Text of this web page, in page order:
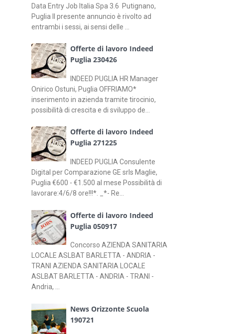
Data Entry Job Italia Spa 3.6 Putignano,
Puglia Il presente annuncio è rivolto ad
entrambi i sessi, ai sensi delle ...
Offerte di lavoro Indeed
Puglia 230426
INDEED PUGLIA HR Manager
Onirico Ostuni, Puglia OFFRIAMO*
inserimento in azienda tramite tirocinio,
possibilità di crescita e di sviluppo de...
Offerte di lavoro Indeed
Puglia 271225
INDEED PUGLIA Consulente
Digital per Comparazione GE srls Maglie,
Puglia €600 - €1.500 al mese Possibilità di
lavorare:4/6/8 ore!!!*. _*- Re...
Offerte di lavoro Indeed
Puglia 050917
Concorso AZIENDA SANITARIA
LOCALE ASLBAT BARLETTA - ANDRIA -
TRANI AZIENDA SANITARIA LOCALE
ASLBAT BARLETTA - ANDRIA - TRANI -
Andria, ...
News Orizzonte Scuola
190721